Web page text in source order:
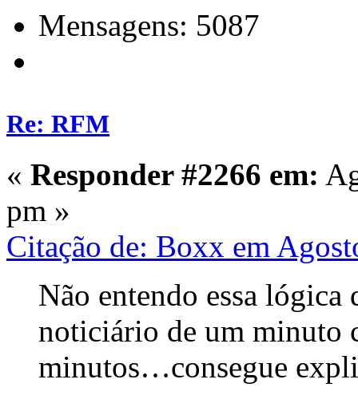
Mensagens: 5087
Re: RFM
« Responder #2266 em:
pm »
Citação de: Boxx em
Não entendo essa lógica
noticiário de um minuto
minutos…consegue